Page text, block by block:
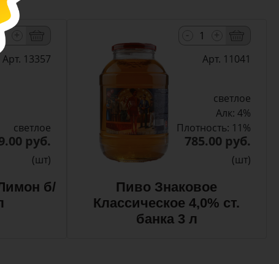
Арт. 13357
светлое
руб.
(шт)
б/
Арт. 11041
светлое
Алк: 4%
Плотность: 11%
785.00 руб.
(шт)
Пиво Знаковое
Классическое 4,0% ст.
банка 3 л